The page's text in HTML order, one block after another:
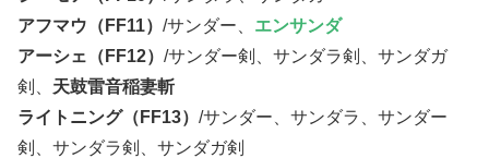
アフマウ（FF11） /サンダー、 エンサンダ
アーシェ（FF12） /サンダー剣、サンダラ剣、サンダガ
剣、 天鼓雷音稲妻斬
ライトニング（FF13） /サンダー、サンダラ、サンダー
剣、サンダラ剣、サンダガ剣